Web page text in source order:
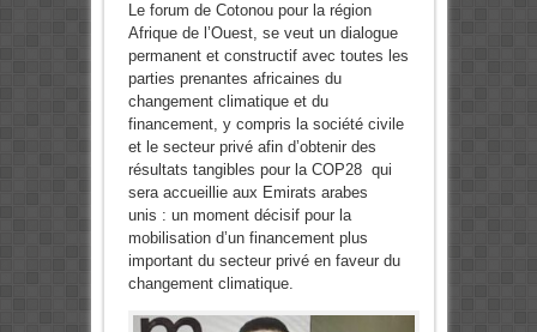
Le forum de Cotonou pour la région
Afrique de l’Ouest, se veut un dialogue
permanent et constructif avec toutes les
parties prenantes africaines du
changement climatique et du
financement, y compris la société civile
et le secteur privé afin d’obtenir des
résultats tangibles pour la COP28 qui
sera accueillie aux Emirats arabes
unis : un moment décisif pour la
mobilisation d’un financement plus
important du secteur privé en faveur du
changement climatique.